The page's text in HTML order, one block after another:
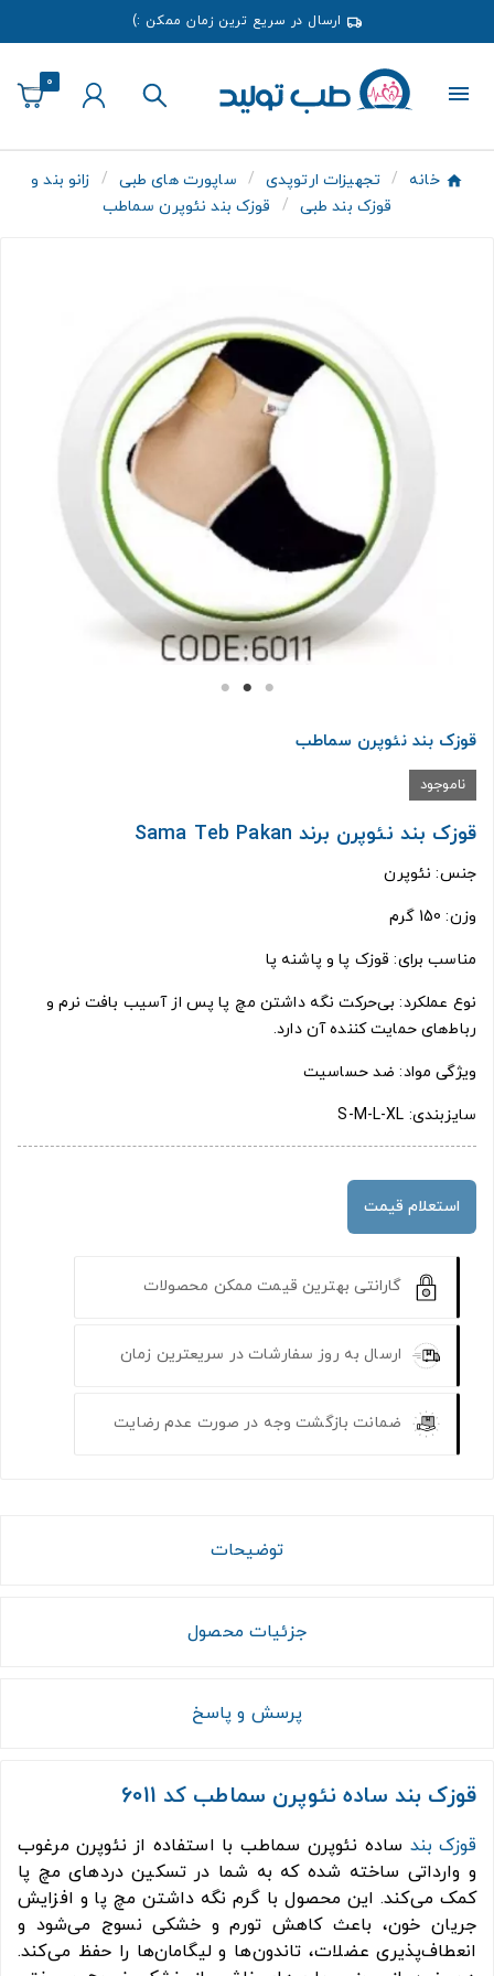
ارسال در سریع ترین زمان ممکن :)
0
خانه تجهیزات ارتوپدی ساپورت های طبی
زانو بند و
قوزک بند طبی
قوزک بند نئوپرن سماطب
قوزک بند نئوپرن سماطب
ناموجود
قوزک بند نئوپرن برند Sama Teb Pakan
جنس: نئوپرن
وزن: 150 گرم
مناسب برای: قوزک پا و پاشنه پا
نوع عملکرد: بی‌حرکت نگه داشتن مچ پا پس از آسیب بافت نرم و
رباط‌های حمایت کننده آن دارد.
ویژگی مواد: ضد حساسیت
سایزبندی: S-M-L-XL
استعلام قیمت
گارانتی بهترین قیمت ممکن محصولات
ارسال به روز سفارشات در سریعترین زمان
ضمانت بازگشت وجه در صورت عدم رضایت
توضیحات
جزئیات محصول
پرسش و پاسخ
قوزک بند ساده نئوپرن سماطب کد 6011
قوزک بند ساده نئوپرن سماطب با استفاده از نئوپرن مرغوب
و وارداتی ساخته شده که به شما در تسکین دردهای مچ پا
کمک می‌کند. این محصول با گرم نگه داشتن مچ پا و افزایش
جریان خون، باعث کاهش تورم و خشکی نسوج می‌شود و
انعطاف‌پذیری عضلات، تاندون‌ها و لیگامان‌ها را حفظ می‌کند.